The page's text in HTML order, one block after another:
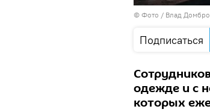
© Фото / Влад
Подписаться
одежде и с
которых